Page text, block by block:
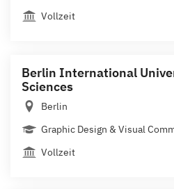
Vollzeit
Berlin International
Sciences
Berlin
Graphic Design & Visual
Vollzeit